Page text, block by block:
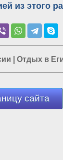
из этого
Отдых в
сайта